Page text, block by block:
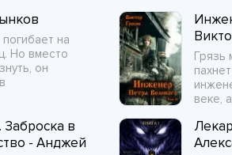
на
Но вместо
он
Грязь
веке, а
в
- Анджей